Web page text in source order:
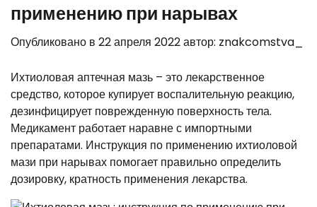
применению при нарывах
Опубликовано в 22 апреля 2022автор: znakcomstva_
Ихтиоловая аптечная мазь – это лекарственное
средство, которое купирует воспалительную реакцию,
дезинфицирует поврежденную поверхность тела.
Медикамент работает наравне с импортными
препаратами. Инструкция по применению ихтиоловой
мази при нарывах помогает правильно определить
дозировку, кратность применения лекарства.